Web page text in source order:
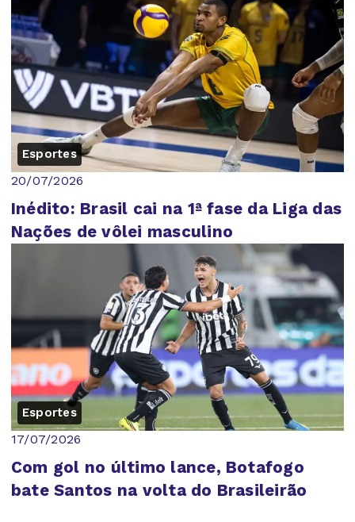
Esportes
20/07/2026
Inédito: Brasil cai na 1ª fase da Liga das
Nações de vôlei masculino
Esportes
17/07/2026
Com gol no último lance, Botafogo
bate Santos na volta do Brasileirão